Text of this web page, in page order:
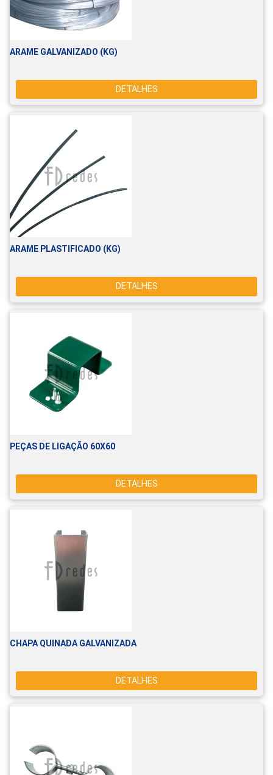
ARAME GALVANIZADO (KG)
DETALHES
ARAME PLASTIFICADO (KG)
DETALHES
PEÇAS DE LIGAÇÃO 60X60
DETALHES
CHAPA QUINADA GALVANIZADA
DETALHES